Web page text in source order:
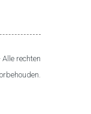
rechten